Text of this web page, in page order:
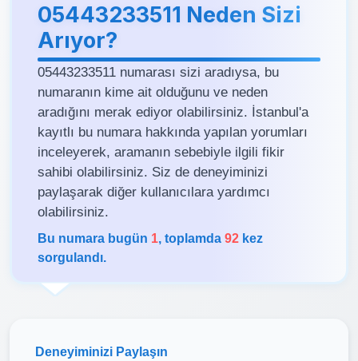
05443233511 Neden Sizi
Arıyor?
05443233511 numarası sizi aradıysa, bu
numaranın kime ait olduğunu ve neden
aradığını merak ediyor olabilirsiniz. İstanbul'a
kayıtlı bu numara hakkında yapılan yorumları
inceleyerek, aramanın sebebiyle ilgili fikir
sahibi olabilirsiniz. Siz de deneyiminizi
paylaşarak diğer kullanıcılara yardımcı
olabilirsiniz.
Bu numara bugün 1, toplamda 92 kez
sorgulandı.
Deneyiminizi Paylaşın